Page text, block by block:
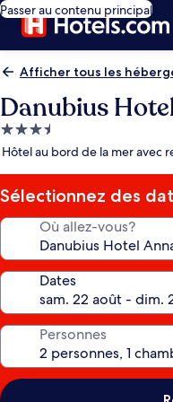
Passer au contenu principal
Afficher tous les
Danubius
Hébergement
3.5 étoiles
Hôtel au bord de la mer avec
Sélectionnez des
Où allez-vous?
Dates
Personnes